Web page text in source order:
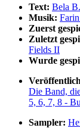
Text: Bela B.
Musik:
Zuerst
Zuletzt
Fields II
Wurde
Die Band,
5, 6, 7, 8 -
Sampler: